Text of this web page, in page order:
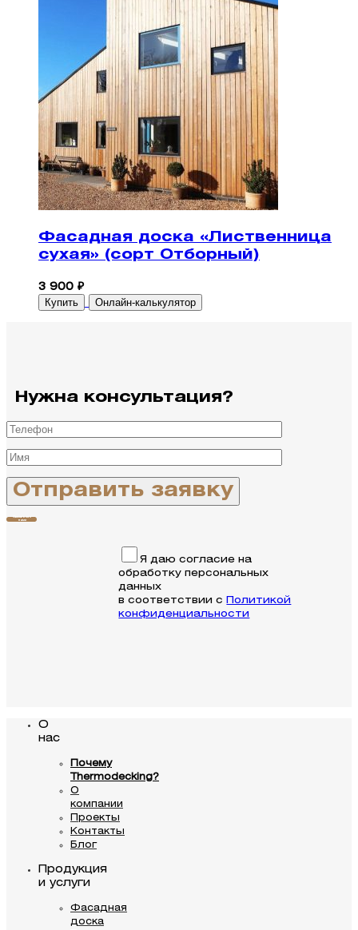
Фасадная доска «Лиственница
сухая» (сорт Отборный)
3 900 ₽
Купить Онлайн-калькулятор
Нужна консультация?
Связаться с
нами
Я даю согласие на
обработку персональных
данных
в соответствии с
Политикой
конфиденциальности
О
нас
Почему
Thermodecking?
О
компании
Проекты
Контакты
Блог
Продукция
и услуги
Фасадная
доска